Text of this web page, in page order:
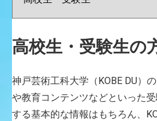
高校生・受験生の
神戸芸術工科大学（KOBE DU）
や教育コンテンツなどといった
する基本的な情報はもちろん、